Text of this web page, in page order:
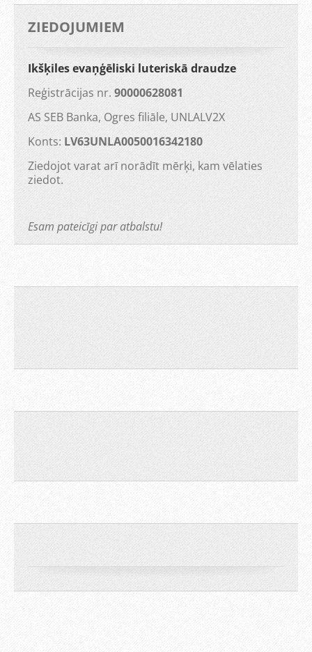
ZIEDOJUMIEM
Ikšķiles evaņģēliski luteriskā draudze
Reģistrācijas nr. 90000628081
AS SEB Banka, Ogres filiāle, UNLALV2X
Konts: LV63UNLA0050016342180
Ziedojot varat arī norādīt mērķi, kam vēlaties
ziedot.
Esam pateicīgi par atbalstu!